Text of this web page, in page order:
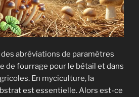
abréviations de paramètres
de fourrage pour le bétail et dans
En myciculture, la
est essentielle. Alors est-ce